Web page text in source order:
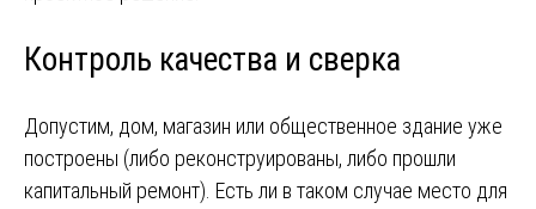
Контроль качества и сверка
Допустим, дом, магазин или общественное здание уже
построены (либо реконструированы, либо прошли
капитальный ремонт). Есть ли в таком случае место для